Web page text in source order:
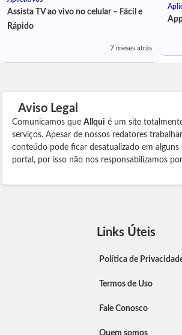
Assista TV ao vivo no celular – Fácil e
Rápido
7 meses atrás
Aviso Legal
Comunicamos que Allqui é um site
serviços. Apesar de nossos redatores
conteúdo pode ficar desatualizado em
portal, por isso não nos responsabilizamos
Links Úteis
Política de
Termos de Uso
Fale Conosco
Quem somos